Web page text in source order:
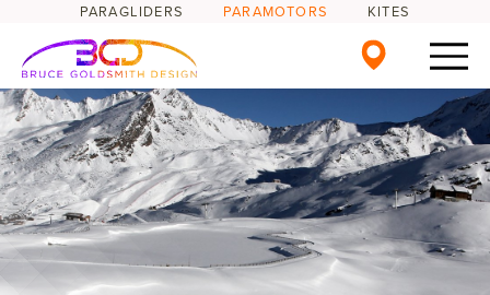
PARAGLIDERS PARAMOTORS KITES